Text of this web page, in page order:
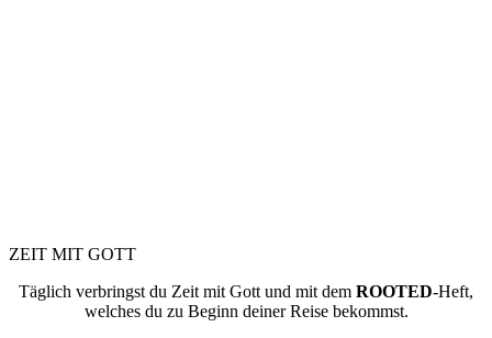
ZEIT MIT GOTT​
Täglich verbringst du Zeit mit Gott und mit dem ROOTED-Heft,
welches du zu Beginn deiner Reise bekommst.